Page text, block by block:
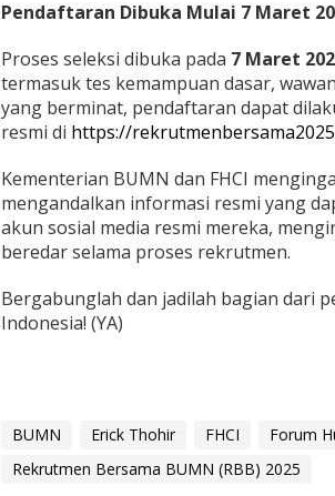
Pendaftaran Dibuka Mulai 7 Maret
Proses seleksi dibuka pada 7 Maret
termasuk tes kemampuan dasar,
yang berminat, pendaftaran dapat
resmi di https://
Kementerian BUMN dan FHCI
mengandalkan informasi resmi yang
akun sosial media resmi mereka,
beredar selama proses rekrutmen.
Bergabunglah dan jadilah bagian dari
Indonesia! (YA)
BUMN Erick Thohir FHCI
Forum
Rekrutmen Bersama BUMN (RBB) 2025